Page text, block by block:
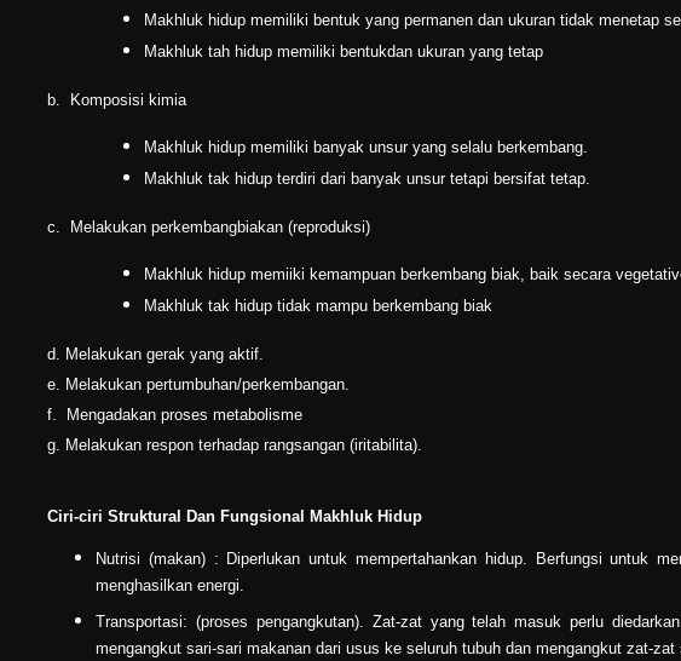
Makhluk hidup memiliki bentuk yang permanen dan ukuran tidak menetap
Makhluk tah hidup memiliki bentukdan ukuran yang tetap
b. Komposisi kimia
Makhluk hidup memiliki banyak unsur yang selalu berkembang.
Makhluk tak hidup terdiri dari banyak unsur tetapi bersifat tetap.
c. Melakukan perkembangbiakan (reproduksi)
Makhluk hidup memiiki kemampuan berkembang biak, baik secara
Makhluk tak hidup tidak mampu berkembang biak
d. Melakukan gerak yang aktif.
e. Melakukan pertumbuhan/perkembangan.
f. Mengadakan proses metabolisme
g. Melakukan respon terhadap rangsangan (iritabilita).
Ciri-ciri Struktural Dan Fungsional Makhluk Hidup
Nutrisi (makan) : Diperlukan untuk mempertahankan hidup. Berfungsi untuk
menghasilkan energi.
Transportasi: (proses pengangkutan). Zat-zat yang telah masuk perlu
mengangkut sari-sari makanan dari usus ke seluruh tubuh dan meng­angkut zat-